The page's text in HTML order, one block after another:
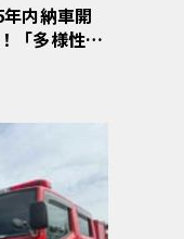
内納車開
「多様性あ